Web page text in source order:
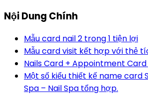
Nội Dung Chính
Mẫu card nail 2 trong 1 tiện lợi
Mẫu card visit kết hợp với thẻ
Nails Card + Appointment
Một số kiểu thiết kế name card
Spa – Nail Spa tổng hợp.